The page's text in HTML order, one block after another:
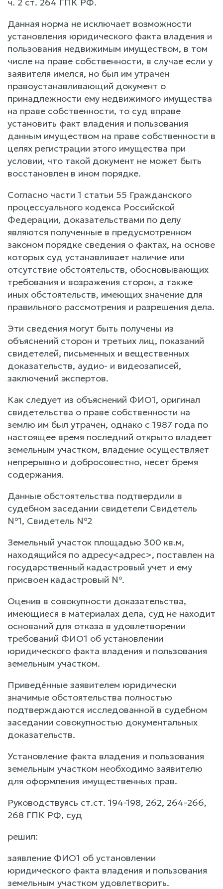
Данная норма не исключает возможности
установления юридического факта владения и
пользования недвижимым имуществом, в том
числе на праве собственности, в случае если у
заявителя имелся, но был им утрачен
правоустанавливающий документ о
принадлежности ему недвижимого имущества
на праве собственности, то суд вправе
установить факт владения и пользования
данным имуществом на праве собственности в
целях регистрации этого имущества при
условии, что такой документ не может быть
восстановлен в ином порядке.
Согласно части 1 статьи 55 Гражданского
процессуального кодекса Российской
Федерации, доказательствами по делу
являются полученные в предусмотренном
законом порядке сведения о фактах, на основе
которых суд устанавливает наличие или
отсутствие обстоятельств, обосновывающих
требования и возражения сторон, а также
иных обстоятельств, имеющих значение для
правильного рассмотрения и разрешения дела.
Эти сведения могут быть получены из
объяснений сторон и третьих лиц, показаний
свидетелей, письменных и вещественных
доказательств, аудио- и видеозаписей,
заключений экспертов.
Как следует из объяснений ФИО1, оригинал
свидетельства о праве собственности на
землю им был утрачен, однако с 1987 года по
настоящее время последний открыто владеет
земельным участком, владение осуществляет
непрерывно и добросовестно, несет бремя
содержания.
Данные обстоятельства подтвердили в
судебном заседании свидетели Свидетель
№1, Свидетель №2
Земельный участок площадью 300 кв.м,
находящийся по адресу<адрес>, поставлен на
государственный кадастровый учет и ему
присвоен кадастровый №.
Оценив в совокупности доказательства,
имеющиеся в материалах дела, суд не находит
оснований для отказа в удовлетворении
требований ФИО1 об установлении
юридического факта владения и пользования
земельным участком.
Приведённые заявителем юридически
значимые обстоятельства полностью
подтверждаются исследованной в судебном
заседании совокупностью документальных
доказательств.
Установление факта владения и пользования
земельным участком необходимо заявителю
для оформления имущественных прав.
Руководствуясь ст.ст. 194-198, 262, 264-266,
268 ГПК РФ, суд
решил:
заявление ФИО1 об установлении
юридического факта владения и пользования
земельным участком удовлетворить.